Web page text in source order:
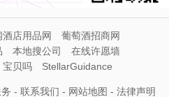
酒店用品网
葡萄酒招商网
本地搜公司
在线许愿墙
宝贝吗 StellarGuidance
- 联系我们 - 网站地图 - 法律声明